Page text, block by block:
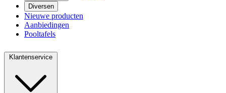
Diversen
Nieuwe producten
Aanbiedingen
Pooltafels
Klantenservice